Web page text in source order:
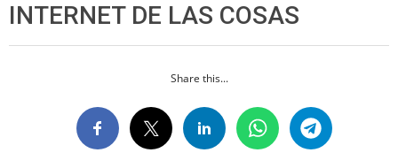
INTERNET DE LAS COSAS
Share this...